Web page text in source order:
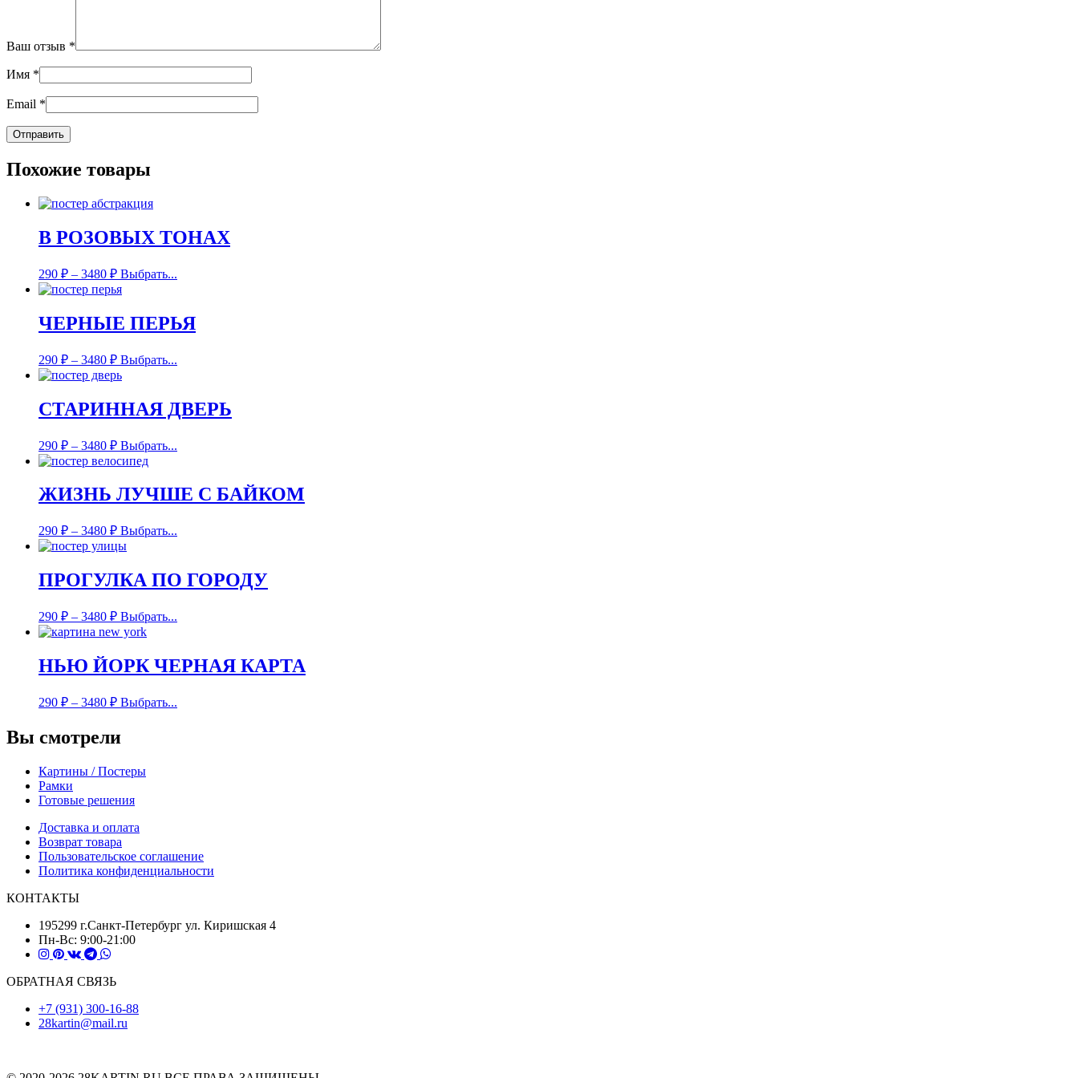
Ваш отзыв *
Имя *
Email *
Похожие товары
В РОЗОВЫХ ТОНАХ
290 ₽ – 3480 ₽ Выбрать...
ЧЕРНЫЕ ПЕРЬЯ
290 ₽ – 3480 ₽ Выбрать...
СТАРИННАЯ ДВЕРЬ
290 ₽ – 3480 ₽ Выбрать...
ЖИЗНЬ ЛУЧШЕ С БАЙКОМ
290 ₽ – 3480 ₽ Выбрать...
ПРОГУЛКА ПО ГОРОДУ
290 ₽ – 3480 ₽ Выбрать...
НЬЮ ЙОРК ЧЕРНАЯ КАРТА
290 ₽ – 3480 ₽ Выбрать...
Вы смотрели
Картины / Постеры
Рамки
Готовые решения
Доставка и оплата
Возврат товара
Пользовательское соглашение
Политика конфиденциальности
КОНТАКТЫ
195299 г.Санкт-Петербург ул. Киришская 4
Пн-Вс: 9:00-21:00
ОБРАТНАЯ СВЯЗЬ
+7 (931) 300-16-88
28kartin@mail.ru